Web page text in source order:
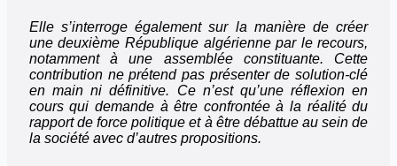
Elle s’interroge également sur la manière de créer
une deuxième République algérienne par le recours,
notamment à une assemblée constituante. Cette
contribution ne prétend pas présenter de solution-clé
en main ni définitive. Ce n’est qu’une réflexion en
cours qui demande à être confrontée à la réalité du
rapport de force politique et à être débattue au sein de
la société avec d’autres propositions.